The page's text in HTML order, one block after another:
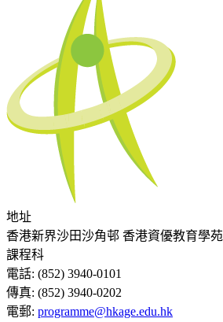
地址
香港新界沙田沙角邨 香港資優教育學苑
課程科
電話: (852) 3940-0101
傳真: (852) 3940-0202
電郵: programme@hkage.edu.hk